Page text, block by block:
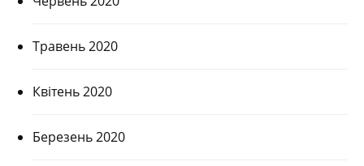
Травень 2020
Квітень 2020
Березень 2020